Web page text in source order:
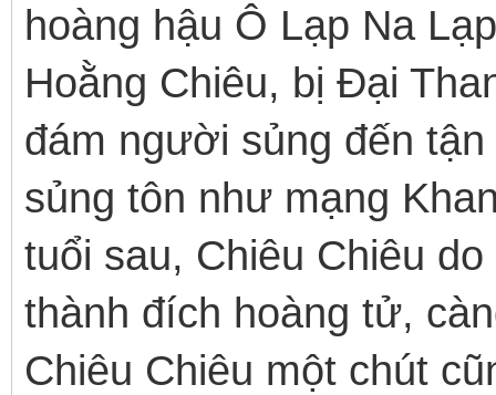
hoàng hậu Ô Lạp Na
Hoằng Chiêu, bị Đại
đám người sủng đến
sủng tôn như mạng
tuổi sau, Chiêu Chiêu
thành đích hoàng tử,
Chiêu Chiêu một chút